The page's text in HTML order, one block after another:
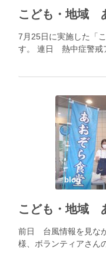
こども・地域
7月25日に実施した「
す。 連日 熱中症警戒
blog
こども・地域
前日 台風情報を見な
様、ボランティアさん